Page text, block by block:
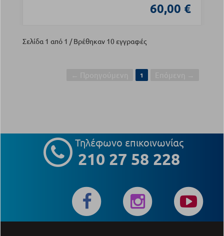
60,00 €
Σελίδα 1 από 1 / Βρέθηκαν 10 εγγραφές
1
Τηλέφωνο επικοινωνίας
210 27 58 228